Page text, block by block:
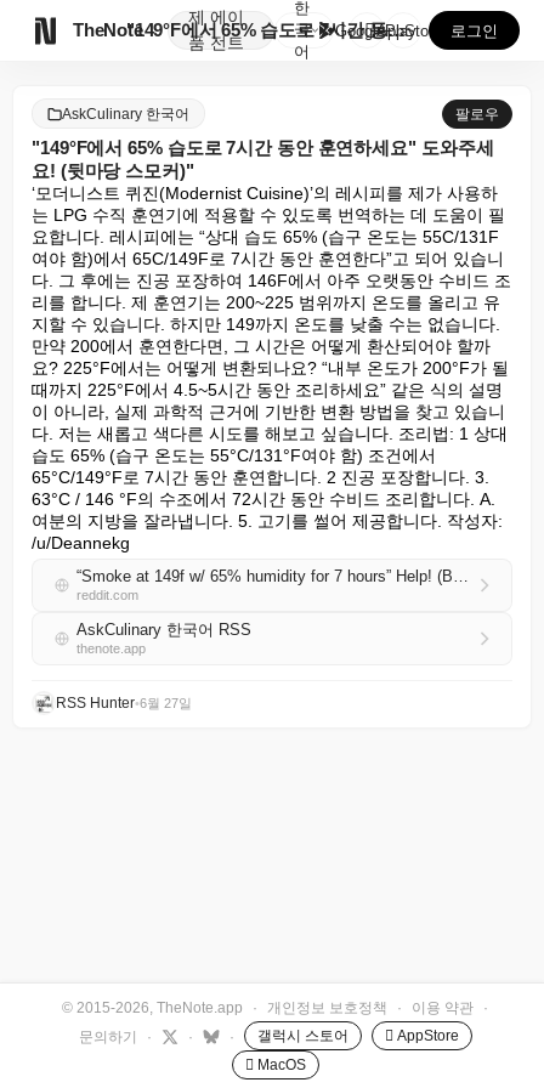
TheNote
제
품
에이
전트
"149°F에서 65% 습도로 7시간 동안 훈연하세요"...
한
국
어
GooglePlay
AppStore 로그인
AskCulinary 한국어 팔로우
"149°F에서 65% 습도로 7시간 동안 훈연하세요" 도와주세
요! (뒷마당 스모커)"
‘모더니스트 퀴진(Modernist Cuisine)’의 레시피를 제가 사용하
는 LPG 수직 훈연기에 적용할 수 있도록 번역하는 데 도움이 필
요합니다. 레시피에는 “상대 습도 65% (습구 온도는 55C/131F
여야 함)에서 65C/149F로 7시간 동안 훈연한다”고 되어 있습니
다. 그 후에는 진공 포장하여 146F에서 아주 오랫동안 수비드 조
리를 합니다. 제 훈연기는 200~225 범위까지 온도를 올리고 유
지할 수 있습니다. 하지만 149까지 온도를 낮출 수는 없습니다.
만약 200에서 훈연한다면, 그 시간은 어떻게 환산되어야 할까
요? 225°F에서는 어떻게 변환되나요? “내부 온도가 200°F가 될
때까지 225°F에서 4.5~5시간 동안 조리하세요” 같은 식의 설명
이 아니라, 실제 과학적 근거에 기반한 변환 방법을 찾고 있습니
다. 저는 새롭고 색다른 시도를 해보고 싶습니다. 조리법: 1 상대
습도 65% (습구 온도는 55°C/131°F여야 함) 조건에서
65°C/149°F로 7시간 동안 훈연합니다. 2 진공 포장합니다. 3.
63°C / 146 °F의 수조에서 72시간 동안 수비드 조리합니다. A.
여분의 지방을 잘라냅니다. 5. 고기를 썰어 제공합니다. 작성자:
/u/Deannekg
“Smoke at 149f w/ 65% humidity for 7 hours” Help! (Backyard smoker)
reddit.com
AskCulinary 한국어 RSS
thenote.app
RSS Hunter•6월 27일
© 2015-2026, TheNote.app · 개인정보 보호정책 · 이용 약관
·
문의하기
· · · 갤럭시 스토어
 AppStore
 MacOS